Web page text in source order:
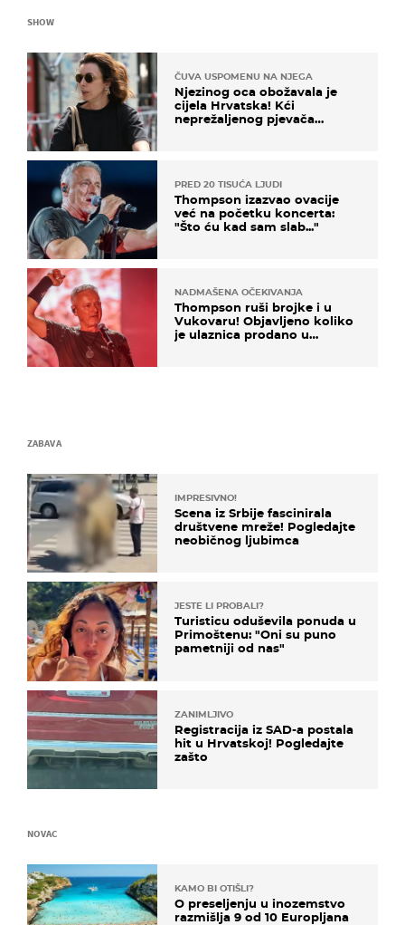
SHOW
ČUVA USPOMENU NA NJEGA
Njezinog oca obožavala je
cijela Hrvatska! Kći
neprežaljenog pjevača
PRED 20 TISUĆA LJUDI
Thompson izazvao ovacije
već na početku koncerta:
"Što ću kad sam slab..."
NADMAŠENA OČEKIVANJA
Thompson ruši brojke i u
Vukovaru! Objavljeno koliko
je ulaznica prodano u
ZABAVA
IMPRESIVNO!
Scena iz Srbije fascinirala
društvene mreže! Pogledajte
neobičnog ljubimca
JESTE LI PROBALI?
Turisticu oduševila ponuda u
Primoštenu: "Oni su puno
pametniji od nas"
ZANIMLJIVO
Registracija iz SAD-a postala
hit u Hrvatskoj! Pogledajte
zašto
NOVAC
KAMO BI OTIŠLI?
O preseljenju u inozemstvo
razmišlja 9 od 10 Europljana